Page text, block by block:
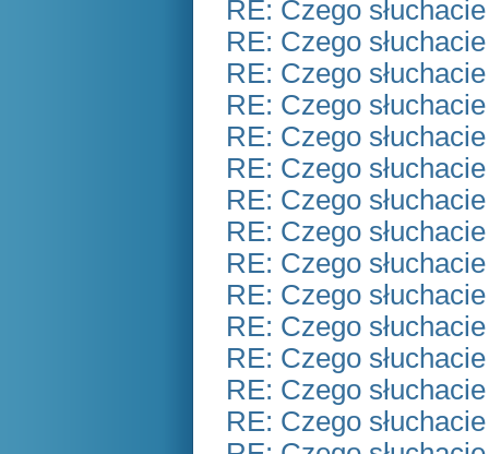
RE: Czego
RE: Czego
RE: Czego
RE: Czego
RE: Czego
RE: Czego
RE: Czego
RE: Czego
RE: Czego
RE: Czego
RE: Czego
RE: Czego
RE: Czego
RE: Czego